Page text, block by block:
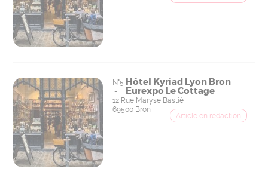
N°5
-
Hôtel Kyriad Lyon Bron
Eurexpo Le Cottage
12 Rue Maryse Bastié
69500 Bron